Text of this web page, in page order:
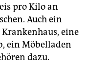
pro Kilo an
Auch ein
eine
ein Möbelladen
dazu.